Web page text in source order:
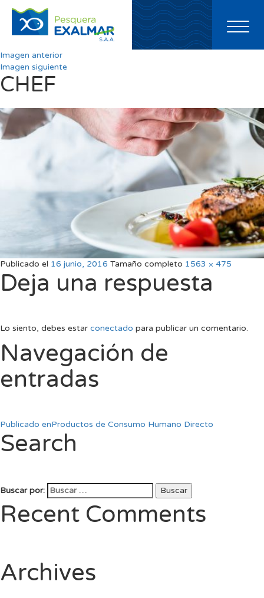
Toggle
Imagen anterior
Imagen siguiente
CHEF
Publicado el 16 junio, 2016 Tamaño completo 1563 × 475
Deja una respuesta
Lo siento, debes estar conectado para publicar un comentario.
Navegación de
entradas
Publicado enProductos de Consumo Humano Directo
Search
Buscar por: Buscar
Recent Comments
Archives